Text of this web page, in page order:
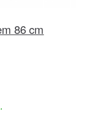
86 cm